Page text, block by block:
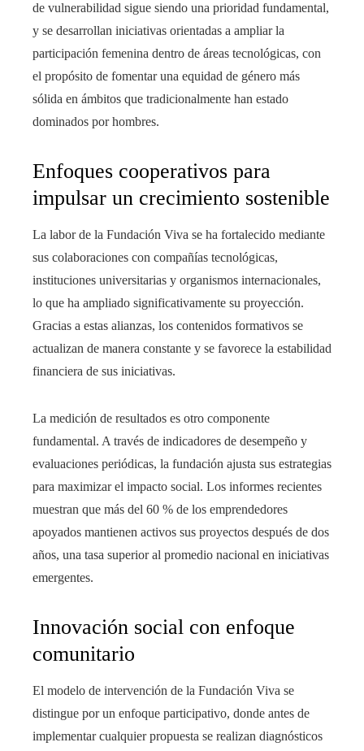
de vulnerabilidad sigue siendo una prioridad fundamental,
y se desarrollan iniciativas orientadas a ampliar la
participación femenina dentro de áreas tecnológicas, con
el propósito de fomentar una equidad de género más
sólida en ámbitos que tradicionalmente han estado
dominados por hombres.
Enfoques cooperativos para
impulsar un crecimiento sostenible
La labor de la Fundación Viva se ha fortalecido mediante
sus colaboraciones con compañías tecnológicas,
instituciones universitarias y organismos internacionales,
lo que ha ampliado significativamente su proyección.
Gracias a estas alianzas, los contenidos formativos se
actualizan de manera constante y se favorece la estabilidad
financiera de sus iniciativas.
La medición de resultados es otro componente
fundamental. A través de indicadores de desempeño y
evaluaciones periódicas, la fundación ajusta sus estrategias
para maximizar el impacto social. Los informes recientes
muestran que más del 60 % de los emprendedores
apoyados mantienen activos sus proyectos después de dos
años, una tasa superior al promedio nacional en iniciativas
emergentes.
Innovación social con enfoque
comunitario
El modelo de intervención de la Fundación Viva se
distingue por un enfoque participativo, donde antes de
implementar cualquier propuesta se realizan diagnósticos